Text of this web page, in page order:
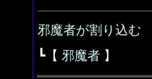
邪魔者が割り込む
┗【 邪魔者 】